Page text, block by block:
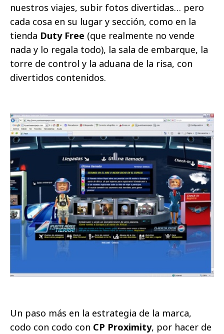
nuestros viajes, subir fotos divertidas… pero
cada cosa en su lugar y sección, como en la
tienda Duty Free (que realmente no vende
nada y lo regala todo), la sala de embarque, la
torre de control y la aduana de la risa, con
divertidos contenidos.
Un paso más en la estrategia de la marca,
codo con codo con CP Proximity, por hacer de